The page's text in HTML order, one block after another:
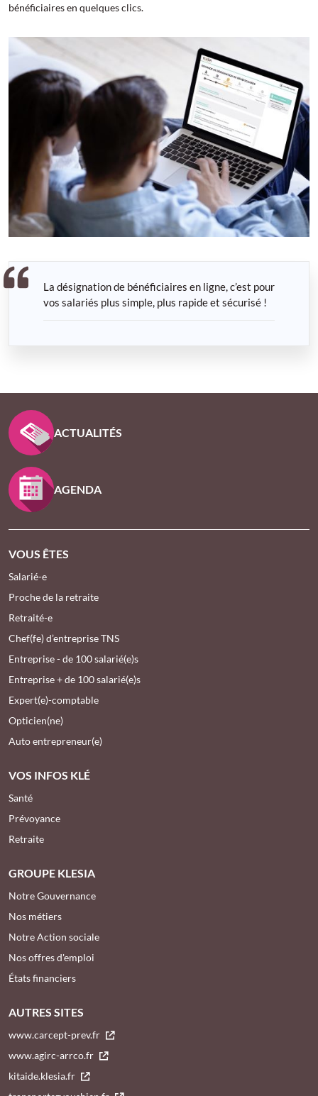
bénéficiaires en quelques clics.
La désignation de bénéficiaires en ligne, c’est pour
vos salariés plus simple, plus rapide et sécurisé !
PIED DE PAGE KLESIA - ASSUREUR D’INTÉRÊT
ACTUALITÉS
AGENDA
VOUS ÊTES
Salarié-e
Proche de la retraite
Retraité-e
Chef(fe) d’entreprise TNS
Entreprise - de 100 salarié(e)s
Entreprise + de 100 salarié(e)s
Expert(e)-comptable
Opticien(ne)
Auto entrepreneur(e)
VOS INFOS KLÉ
Santé
Prévoyance
Retraite
GROUPE KLESIA
Notre Gouvernance
Nos métiers
Notre Action sociale
Nos offres d'emploi
États financiers
AUTRES SITES
www.carcept-prev.fr
www.agirc-arrco.fr
kitaide.klesia.fr